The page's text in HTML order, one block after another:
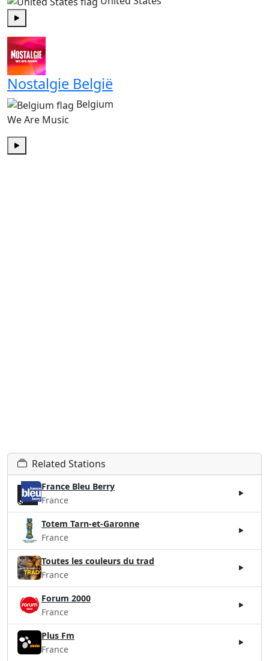
Nostalgie België
Belgium
We Are Music
Play
Related Stations
France Bleu Berry
France
Totem Tarn-et-Garonne
France
Toutes les couleurs du trad
France
Forum 2000
France
Plus Fm
France